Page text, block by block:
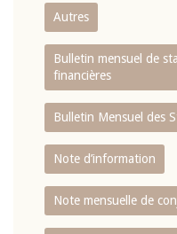
Autres
Bulletin mensuel de
financières
Bulletin Mensuel des
Note d’information
Note mensuelle de